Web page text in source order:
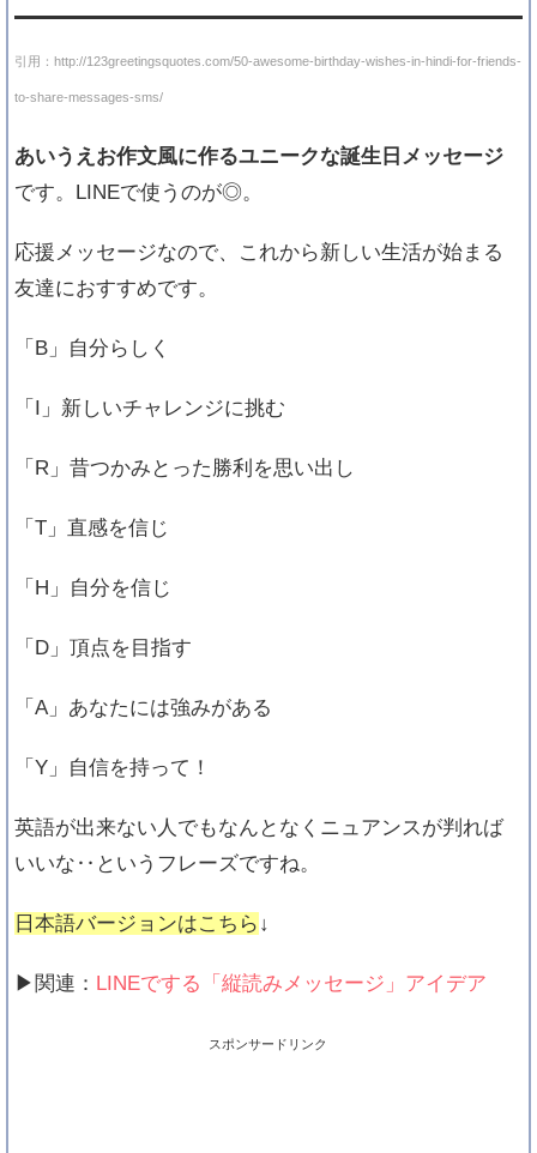
引用：http://123greetingsquotes.com/50-awesome-birthday-wishes-in-hindi-for-friends-
to-share-messages-sms/
あいうえお作文風に作るユニークな誕生日メッセージ
です。LINEで使うのが◎。
応援メッセージなので、これから新しい生活が始まる
友達におすすめです。
「B」自分らしく
「I」新しいチャレンジに挑む
「R」昔つかみとった勝利を思い出し
「T」直感を信じ
「H」自分を信じ
「D」頂点を目指す
「A」あなたには強みがある
「Y」自信を持って！
英語が出来ない人でもなんとなくニュアンスが判れば
いいな‥というフレーズですね。
日本語バージョンはこちら ↓
▶関連： LINEでする「縦読みメッセージ」アイデア
スポンサードリンク